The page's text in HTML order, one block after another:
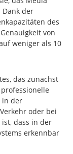
Dank der
des
von
weniger als 10
das zunächst
in der
oder bei
dass in der
erkennbar